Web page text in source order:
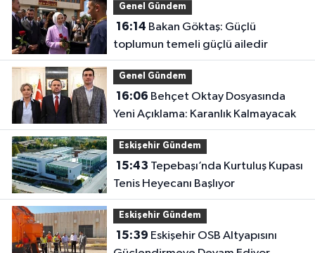
Genel Gündem
16:14
toplumun temeli güçlü ailedir
Genel Gündem
16:06
Yeni Açıklama: Karanlık Kalmayacak
Eskişehir Gündem
15:43
Tenis Heyecanı Başlıyor
Eskişehir Gündem
15:39